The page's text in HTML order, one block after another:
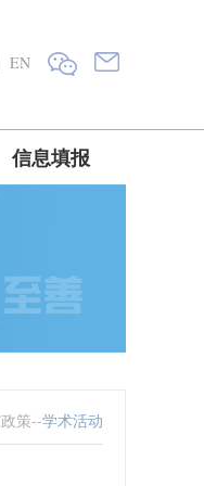
EN
信息填报
策--学术活动